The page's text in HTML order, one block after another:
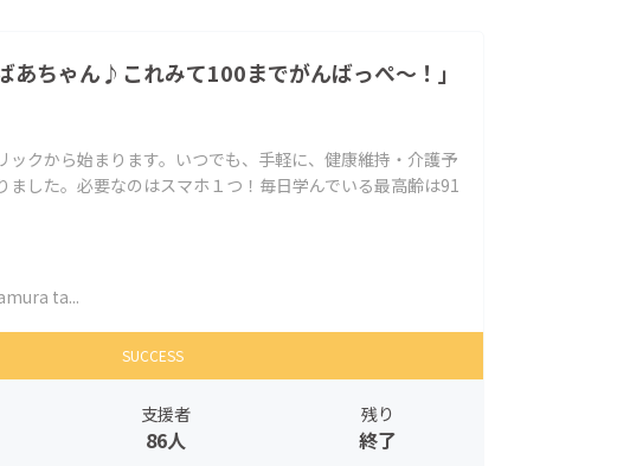
あちゃん♪これみて100までがんばっぺ～！」
ックから始まります。いつでも、手軽に、健康維持・介護予
ました。必要なのはスマホ１つ！毎日学んでいる最高齢は91
ta...
SUCCESS
支援者
86人
残り
終了